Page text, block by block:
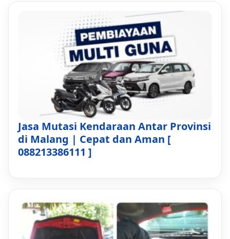
Jasa Mutasi Kendaraan Antar Provinsi
di Malang | Cepat dan Aman [
088213386111 ]